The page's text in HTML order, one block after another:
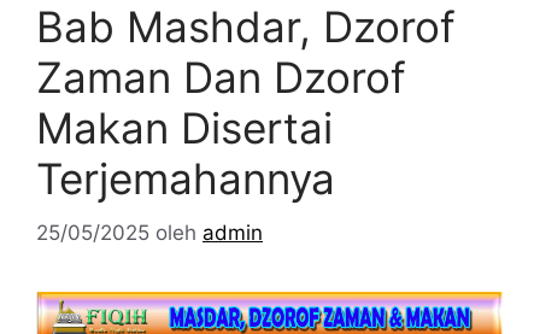
Bab Mashdar, Dzorof
Zaman Dan Dzorof
Makan Disertai
Terjemahannya
25/05/2025 oleh admin